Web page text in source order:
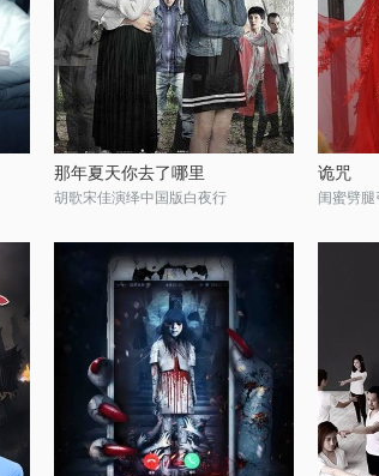
那年夏天你去了哪里
胡歌宋佳演绎中国版白夜行
诡咒
闺蜜劈